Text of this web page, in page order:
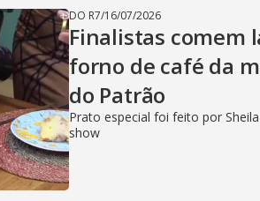
DO R7/16/07/2026
Finalistas comem
forno de café da
do Patrão
Prato especial foi feito por
show